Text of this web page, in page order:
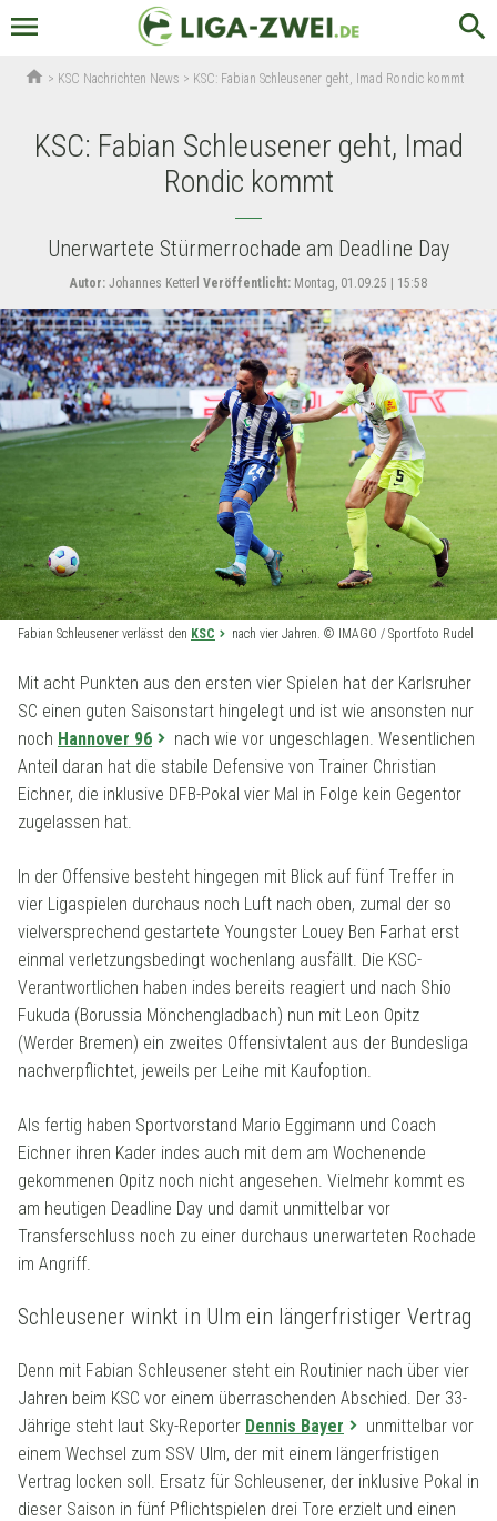
menu search
home > KSC Nachrichten News > KSC: Fabian Schleusener geht, Imad Rondic kommt
KSC: Fabian Schleusener geht, Imad
Rondic kommt
Unerwartete Stürmerrochade am Deadline Day
Autor: Johannes Ketterl Veröffentlicht: Montag, 01.09.25 | 15:58
Fabian Schleusener verlässt den KSC nach vier Jahren. © IMAGO / Sportfoto Rudel
Mit acht Punkten aus den ersten vier Spielen hat der Karlsruher
SC einen guten Saisonstart hingelegt und ist wie ansonsten nur
noch Hannover 96
nach wie vor ungeschlagen. Wesentlichen
Anteil daran hat die stabile Defensive von Trainer Christian
Eichner, die inklusive DFB-Pokal vier Mal in Folge kein Gegentor
zugelassen hat.
In der Offensive besteht hingegen mit Blick auf fünf Treffer in
vier Ligaspielen durchaus noch Luft nach oben, zumal der so
vielversprechend gestartete Youngster Louey Ben Farhat erst
einmal verletzungsbedingt wochenlang ausfällt. Die KSC-
Verantwortlichen haben indes bereits reagiert und nach Shio
Fukuda (Borussia Mönchengladbach) nun mit Leon Opitz
(Werder Bremen) ein zweites Offensivtalent aus der Bundesliga
nachverpflichtet, jeweils per Leihe mit Kaufoption.
Als fertig haben Sportvorstand Mario Eggimann und Coach
Eichner ihren Kader indes auch mit dem am Wochenende
gekommenen Opitz noch nicht angesehen. Vielmehr kommt es
am heutigen Deadline Day und damit unmittelbar vor
Transferschluss noch zu einer durchaus unerwarteten Rochade
im Angriff.
Schleusener winkt in Ulm ein längerfristiger Vertrag
Denn mit Fabian Schleusener steht ein Routinier nach über vier
Jahren beim KSC vor einem überraschenden Abschied. Der 33-
Jährige steht laut Sky-Reporter Dennis Bayer
unmittelbar vor
einem Wechsel zum SSV Ulm, der mit einem längerfristigen
Vertrag locken soll. Ersatz für Schleusener, der inklusive Pokal in
dieser Saison in fünf Pflichtspielen drei Tore erzielt und einen